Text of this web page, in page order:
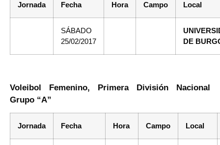
Jornada Fecha Hora Campo Local
SÁBADO
25/02/2017
DE
Voleibol Femenino, Primera División Nacional
Grupo “A”
Jornada Fecha Hora Campo Local